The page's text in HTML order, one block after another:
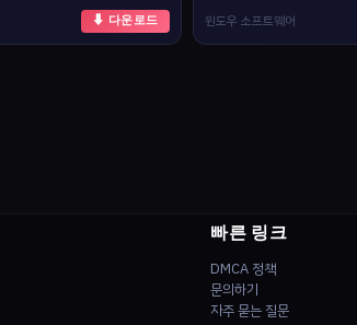
⬇ 다운로드
윈도우 소프트웨어
빠른 링크
DMCA 정책
문의하기
자주 묻는 질문